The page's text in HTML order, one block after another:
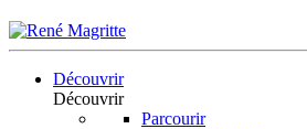
Découvrir
Découvrir
Parcourir